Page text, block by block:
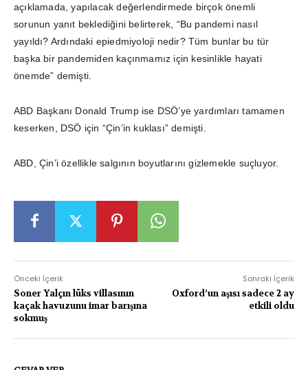
açıklamada, yapılacak değerlendirmede birçok önemli
sorunun yanıt beklediğini belirterek, “Bu pandemi nasıl
yayıldı? Ardındaki epiedmiyoloji nedir? Tüm bunlar bu tür
başka bir pandemiden kaçınmamız için kesinlikle hayati
önemde” demişti.
ABD Başkanı Donald Trump ise DSÖ’ye yardımları tamamen
keserken, DSÖ için “Çin’in kuklası” demişti.
ABD, Çin’i özellikle salgının boyutlarını gizlemekle suçluyor.
Önceki İçerik
Soner Yalçın lüks villasının
kaçak havuzunu imar barışına
sokmuş
Sonraki İçerik
Oxford’un aşısı sadece 2 ay
etkili oldu